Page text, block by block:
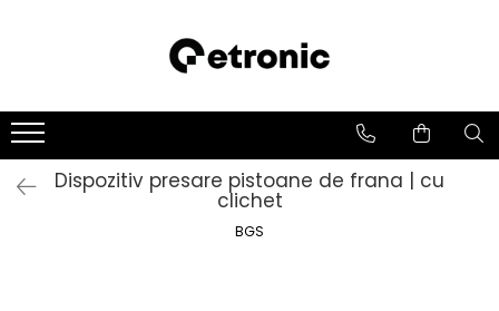
Dispozitiv presare pistoane de frana | cu
clichet
BGS